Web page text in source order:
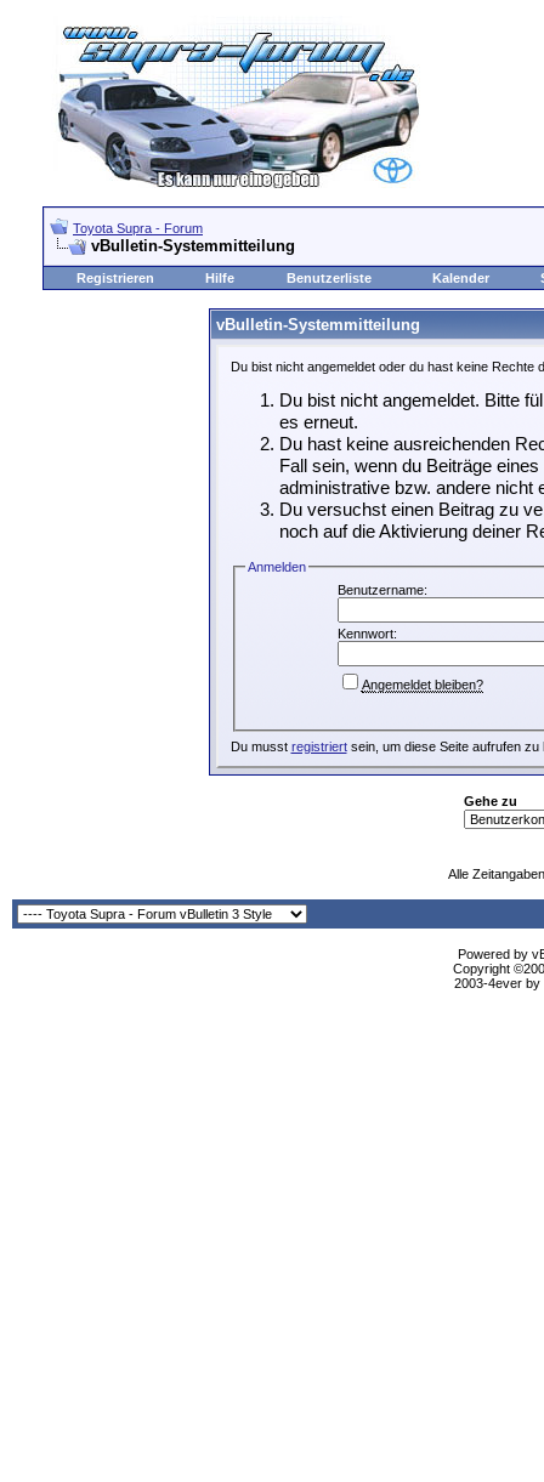
Toyota Supra - Forum
vBulletin-Systemmitteilung
Registrieren Hilfe Benutzerliste Kalender
vBulletin-Systemmitteilung
Du bist nicht angemeldet oder du hast keine Rechte
Du bist nicht angemeldet. Bitte
es erneut.
Du hast keine ausreichenden
Fall sein, wenn du Beiträge
administrative bzw. andere nicht
Du versuchst einen Beitrag zu
noch auf die Aktivierung deiner
Anmelden
Benutzername:
Kennwort:
Angemeldet bleiben?
Du musst registriertsein, um diese Seite aufrufen zu
Gehe zu
Alle
Powered by
Copyright
2003-4ever by